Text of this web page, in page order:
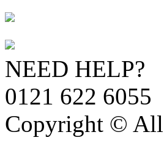
NEED HELP?
0121 622 6055
Copyright © All